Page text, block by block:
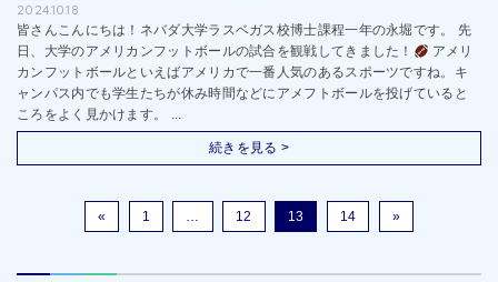
2024.10.18
皆さんこんにちは！ネバダ大学ラスベガス校博士課程一年の永堀です。 先
日、大学のアメリカンフットボールの試合を観戦してきました！
アメリ
カンフットボールといえばアメリカで一番人気のあるスポーツですね。キ
ャンパス内でも学生たちが休み時間などにアメフトボールを投げていると
ころをよく見かけます。 ...
続きを見る >
« 1 … 12 13 14 »